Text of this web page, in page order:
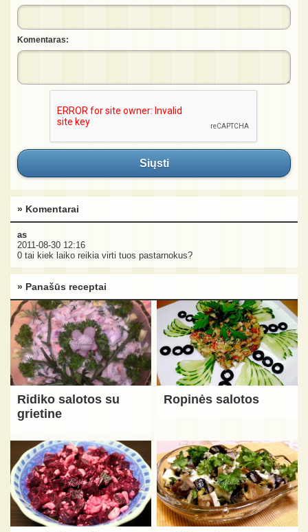
Komentaras:
Siųsti
» Komentarai
as
2011-08-30 12:16
0 tai kiek laiko reikia virti tuos pastarnokus?
» Panašūs receptai
Ridiko salotos su
grietine
Ropinės salotos